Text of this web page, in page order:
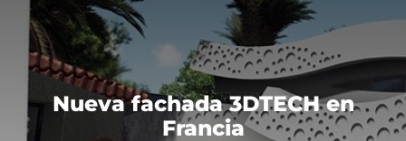
Nueva fachada 3DTECH en
Francia